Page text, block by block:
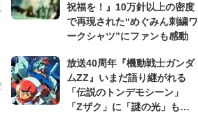
祝福を！』10万針以上の密度
で再現された“めぐみん刺繍ワ
ークシャツ”にファンも感動
放送40周年『機動戦士ガンダ
ムZZ』いまだ語り継がれる
「伝説のトンデモシーン」
「Zザク」に「謎の光」も…